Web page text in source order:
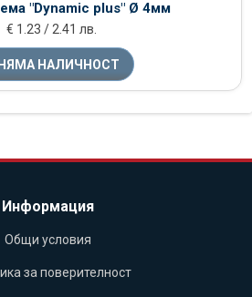
"Dynamic plus" Ø 4мм
€ 1.23 / 2.41 лв.
НАЛИЧНОСТ
Информация
Общи условия
за поверителност